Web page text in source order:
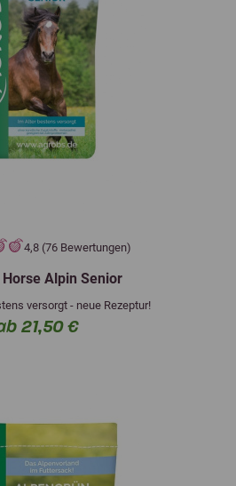
4,8 (76 Bewertungen)
Alpin Senior
versorgt - neue Rezeptur!
21,50 €